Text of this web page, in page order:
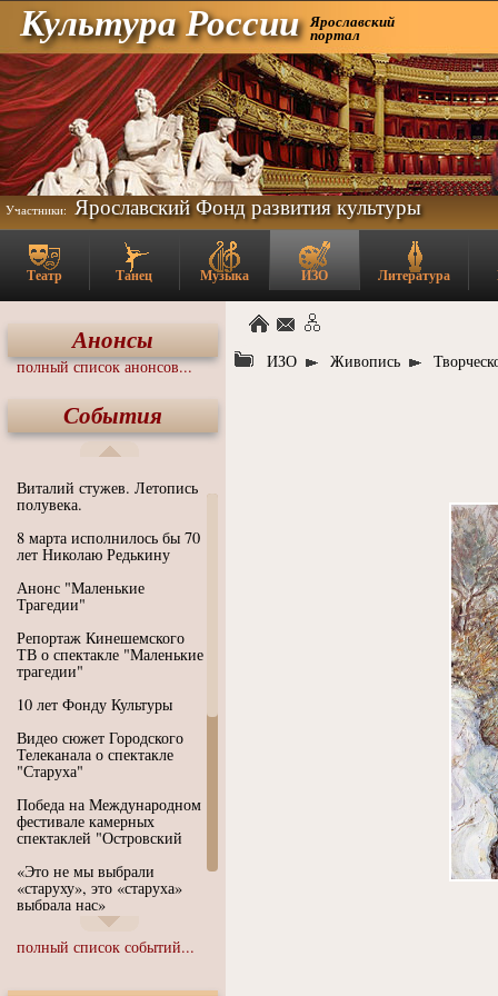
Культура России Ярославский
портал
Участники: Ярославский Фонд развития культуры
Театр Танец Музыка ИЗО Литература
Анонсы
полный список анонсов...
События
Виталий стужев. Летопись
полувека.
8 марта исполнилось бы 70
лет Николаю Редькину
Анонс "Маленькие
Трагедии"
Репортаж Кинешемского
ТВ о спектакле "Маленькие
трагедии"
10 лет Фонду Культуры
Видео сюжет Городского
Телеканала о спектакле
"Старуха"
Победа на Международном
фестивале камерных
спектаклей "Островский
«Это не мы выбрали
«старуху», это «старуха»
выбрала нас»
Иммерсивный спектакль
"Язык чистого полета
полный список событий...
ИЗО Живопись